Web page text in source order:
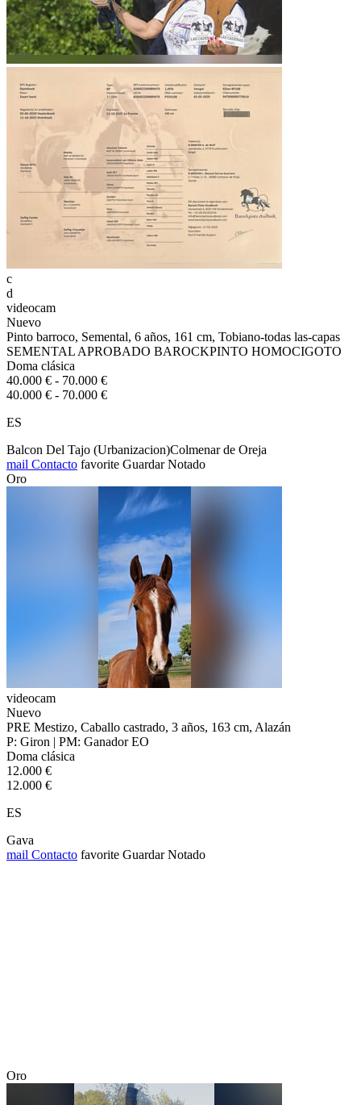
c
d
videocam
Nuevo
Pinto barroco, Semental, 6 años, 161 cm, Tobiano-todas las-capas
SEMENTAL APROBADO BAROCKPINTO HOMOCIGOTO
Doma clásica
40.000 € - 70.000 €
40.000 € - 70.000 €
ES
Balcon Del Tajo (Urbanizacion)Colmenar de Oreja
mail Contacto favorite Guardar Notado
Oro
videocam
Nuevo
PRE Mestizo, Caballo castrado, 3 años, 163 cm, Alazán
P: Giron | PM: Ganador EO
Doma clásica
12.000 €
12.000 €
ES
Gava
mail Contacto favorite Guardar Notado
Oro